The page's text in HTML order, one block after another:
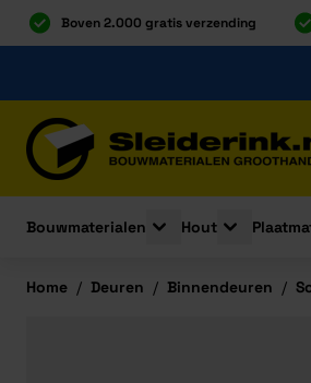
Boven 2.000 gratis verzending
Bouwmaterialen
Toggle submenu for
Hout
Toggle
Home / Deuren / Binnendeuren /